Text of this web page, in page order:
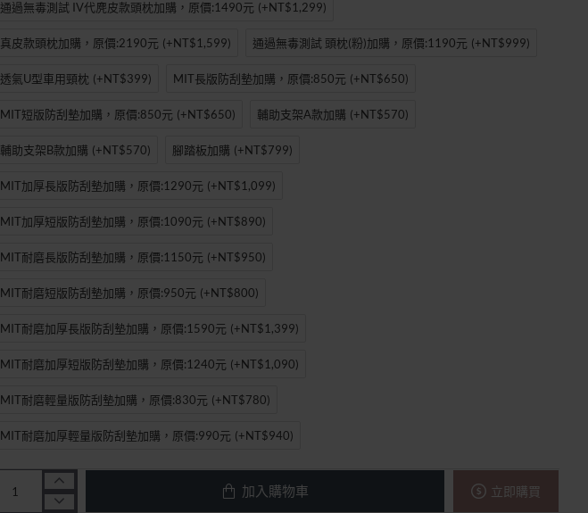
通過無毒測試 IV代麂皮款頭枕加購，原價:1490元 (+NT$1,299)
真皮款頭枕加購，原價:2190元 (+NT$1,599) 通過無毒測試 頭枕(粉)加購，原價:1190元 (+NT$999)
透氣U型車用頸枕 (+NT$399) MIT長版防刮墊加購，原價:850元 (+NT$650)
MIT短版防刮墊加購，原價:850元 (+NT$650) 輔助支架A款加購 (+NT$570)
輔助支架B款加購 (+NT$570) 腳踏板加購 (+NT$799)
MIT加厚長版防刮墊加購，原價:1290元 (+NT$1,099)
MIT加厚短版防刮墊加購，原價:1090元 (+NT$890)
MIT耐磨長版防刮墊加購，原價:1150元 (+NT$950)
MIT耐磨短版防刮墊加購，原價:950元 (+NT$800)
MIT耐磨加厚長版防刮墊加購，原價:1590元 (+NT$1,399)
MIT耐磨加厚短版防刮墊加購，原價:1240元 (+NT$1,090)
MIT耐磨輕量版防刮墊加購，原價:830元 (+NT$780)
MIT耐磨加厚輕量版防刮墊加購，原價:990元 (+NT$940)
加入購物車 立即購買